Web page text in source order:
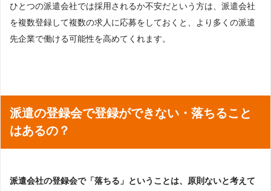
ひとつの派遣会社では採用されるか不安だという方は、派遣会社
を複数登録して複数の求人に応募をしておくと、より多くの派遣
先企業で働ける可能性を高めてくれます。
派遣の登録会で登録ができない・落ちること
はあるの？
派遣会社の登録会で「落ちる」ということは、原則ないと考えて